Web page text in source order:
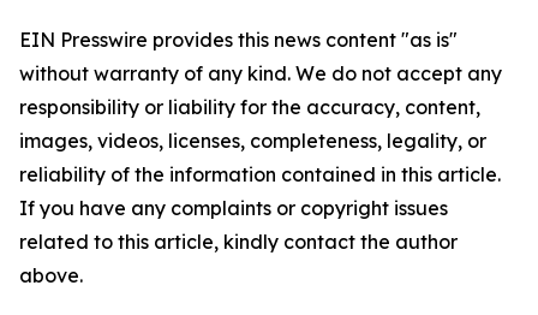
EIN Presswire provides this news content "as is"
without warranty of any kind. We do not accept any
responsibility or liability for the accuracy, content,
images, videos, licenses, completeness, legality, or
reliability of the information contained in this article.
If you have any complaints or copyright issues
related to this article, kindly contact the author
above.